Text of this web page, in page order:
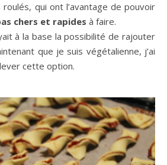
qui ont l’avantage de pouvoir
chers et rapides à faire.
à la base la possibilité de rajouter
que je suis végétalienne, j’ai
cette option.